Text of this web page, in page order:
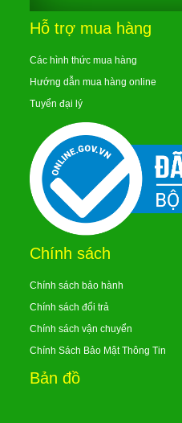
Hỗ trợ mua hàng
Các hình thức mua hàng
Hướng dẫn mua hàng online
Tuyển đại lý
Chính sách
Chính sách bảo hành
Chính sách đổi trả
Chính sách vận chuyển
Chính Sách Bảo Mật Thông Tin
Bản đồ